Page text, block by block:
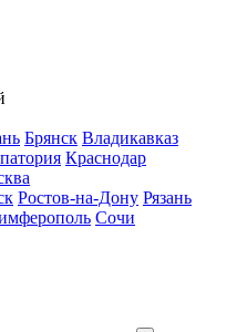
Брянск Владикавказ
Краснодар
Ростов-на-Дону Рязань
Сочи